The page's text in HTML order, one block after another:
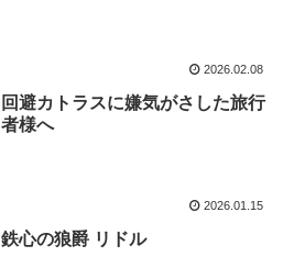
2026.02.08
回避カトラスに嫌気がさした旅行
者様へ
2026.01.15
鉄心の狼爵 リドル